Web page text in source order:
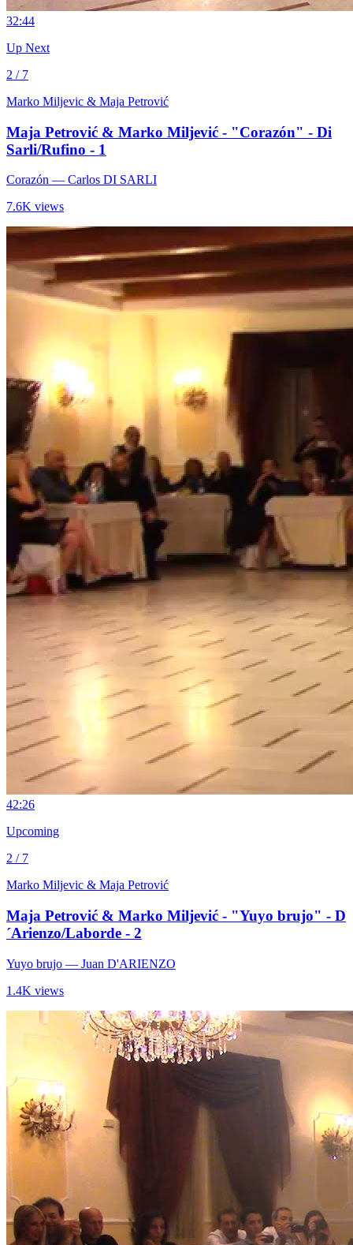
32:44
Up Next
2 / 7
Marko Miljevic & Maja Petrović
Maja Petrović & Marko Miljević - "Corazón" - Di
Sarli/Rufino - 1
Corazón — Carlos DI SARLI
7.6K views
42:26
Upcoming
2 / 7
Marko Miljevic & Maja Petrović
Maja Petrović & Marko Miljević - "Yuyo brujo" - D
´Arienzo/Laborde - 2
Yuyo brujo — Juan D'ARIENZO
1.4K views